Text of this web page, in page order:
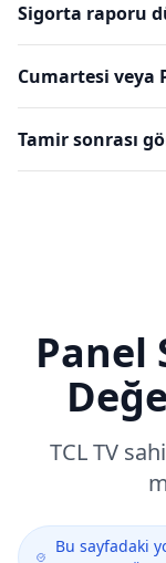
Sigorta raporu
Cumartesi veya
Tamir sonrası
Panel
TCLTV
Bu sayfadaki